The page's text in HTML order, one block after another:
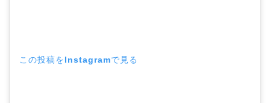
この投稿をInstagramで見る